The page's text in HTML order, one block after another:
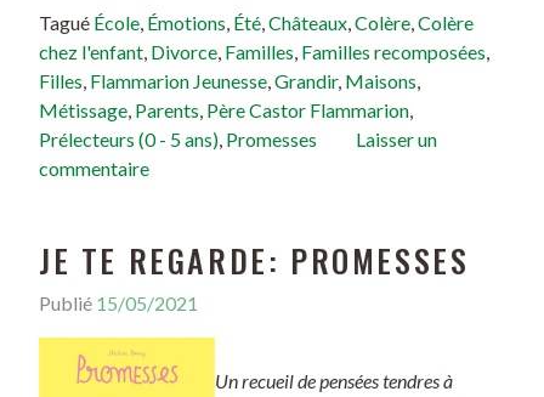
Tagué École, Émotions, Été,Châteaux,Colère,Colère
chez l'enfant, Divorce, Familles, Familles recomposées,
Filles, Flammarion Jeunesse,Grandir, Maisons,
Métissage, Parents, Père Castor Flammarion,
Prélecteurs (0 - 5 ans), Promesses
Laisser un
commentaire
JE TE REGARDE: PROMESSES
Publié 15/05/2021
Un recueil de pensées tendres à